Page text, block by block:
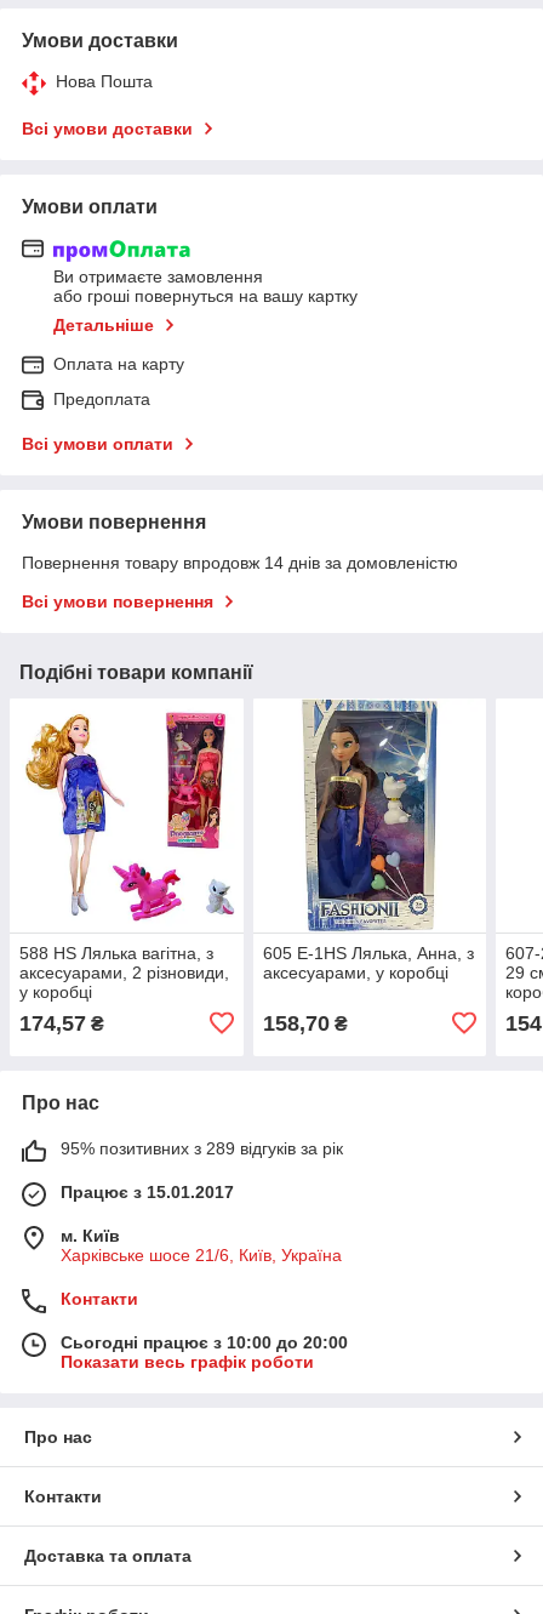
Умови доставки
Нова Пошта
Всі умови доставки
Умови оплати
Ви отримаєте замовлення
або гроші повернуться на вашу картку
Детальніше
Оплата на карту
Предоплата
Всі умови оплати
Умови повернення
Повернення товару впродовж 14 днів за домовленістю
Всі умови повернення
Подібні товари компанії
588 HS Лялька вагітна, з
аксесуарами, 2 різновиди,
у коробці
174,57 ₴
605 Е-1HS Лялька, Анна, з
аксесуарами, у коробці
158,70₴
607-
29
Про нас
95% позитивних з 289 відгуків за рік
Працює з 15.01.2017
м. Київ
Харківське шосе 21/6, Київ, Україна
Контакти
Сьогодні працює з 10:00 до 20:00
Показати весь графік роботи
Про нас
Контакти
Доставка та оплата